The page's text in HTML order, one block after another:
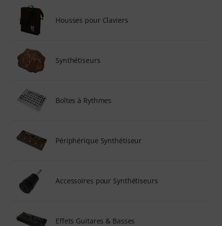
Housses pour Claviers
Synthétiseurs
Boîtes à Rythmes
Périphérique Synthétiseur
Accessoires pour Synthétiseurs
Effets Guitares & Basses